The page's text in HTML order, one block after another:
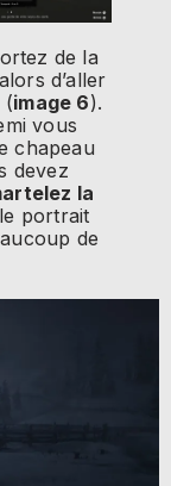
de la
d’aller
(image 6).
vous
chapeau
devez
la
portrait
de